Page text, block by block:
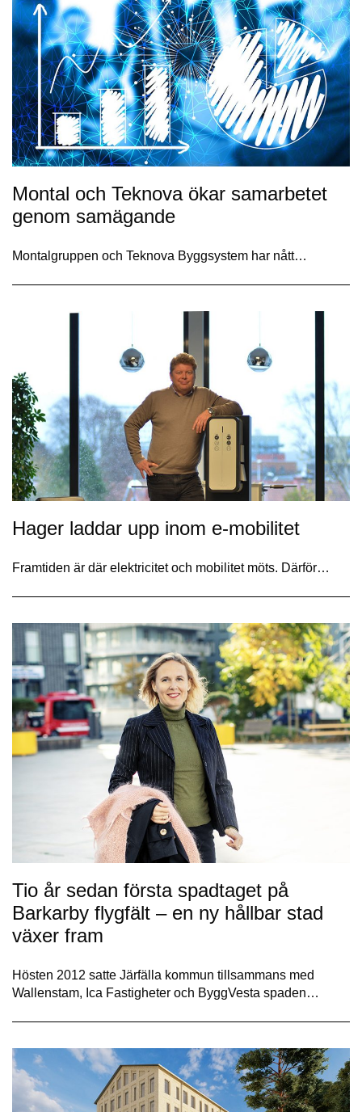
Montal och Teknova ökar samarbetet
genom samägande
Montalgruppen och Teknova Byggsystem har nått…
Hager laddar upp inom e-mobilitet
Framtiden är där elektricitet och mobilitet möts. Därför…
Tio år sedan första spadtaget på
Barkarby flygfält – en ny hållbar stad
växer fram
Hösten 2012 satte Järfälla kommun tillsammans med
Wallenstam, Ica Fastigheter och ByggVesta spaden…